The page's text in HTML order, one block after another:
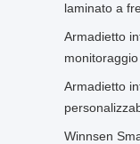
laminato a
Armadietto
Armadietto
Winnsen